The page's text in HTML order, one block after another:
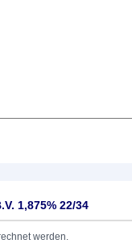
1,875% 22/34
werden.